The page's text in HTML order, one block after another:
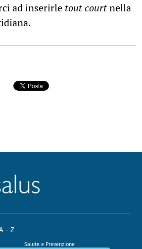
ad inserirle tout courtnella
- Z
Salute e Prevenzione